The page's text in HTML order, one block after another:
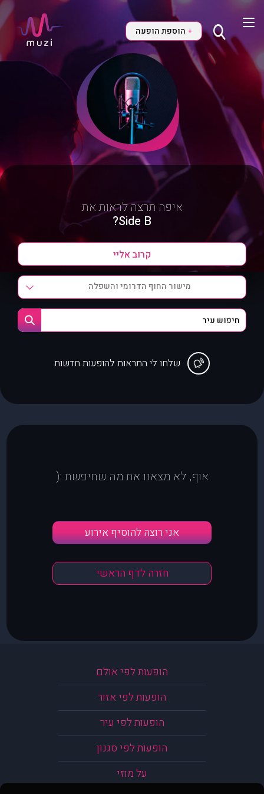
+ הוספת הופעה
איפה תרצה לראות את
Side B?
מישור החוף הדרומי והשפלה
שלחו לי התראות להופעות חדשות
אוף, לא מצאנו את מה שחיפשת :(
אני רוצה להוסיף אירוע
חזרה לדף הראשי
הופעות לפי אולם
הופעות לפי אזור
הופעות לפי עיר
הופעות לפי סגנון
על מוזי